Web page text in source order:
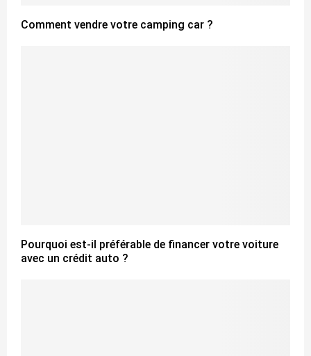
Comment vendre votre camping car ?
Pourquoi est-il préférable de financer votre voiture
avec un crédit auto ?